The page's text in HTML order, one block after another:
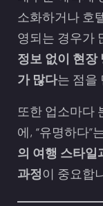
소화하거나 호
영되는 경우가
정보 없이 현장
가 많다는 점을
또한 업소마다
에, “유명하다”
의 여행 스타일
과정이 중요합